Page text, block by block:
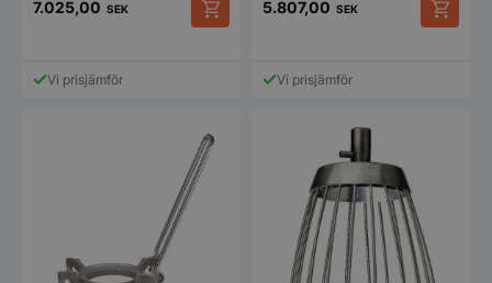
7.025,00 SEK
Vi prisjämför
5.807,00 SEK
Vi prisjämför